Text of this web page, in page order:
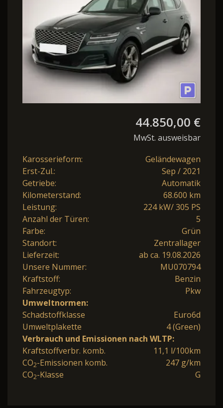
44.850,00 €
MwSt. ausweisbar
Karosserieform:
Geländewagen
Erst-Zul.:
Sep / 2021
Getriebe:
Automatik
Kilometerstand:
68.600 km
Leistung:
224 kW/ 305 PS
Anzahl der Türen:
5
Farbe:
Grün
Standort:
Zentrallager
Lieferzeit:
ab ca. 19.08.2026
Unsere Nummer:
MU070794
Kraftstoff:
Benzin
Fahrzeugtyp:
Pkw
Umweltnormen:
Schadstoffklasse
Euro6d
Umweltplakette
4 (Green)
Verbrauch und Emissionen nach WLTP:
Kraftstoffverbr. komb.
11,1 l/100km
CO2-Emissionen komb.
247 g/km
CO2-Klasse G